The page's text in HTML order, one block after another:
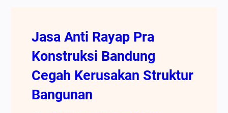
Jasa Anti Rayap Pra
Konstruksi Bandung
Cegah Kerusakan Struktur
Bangunan